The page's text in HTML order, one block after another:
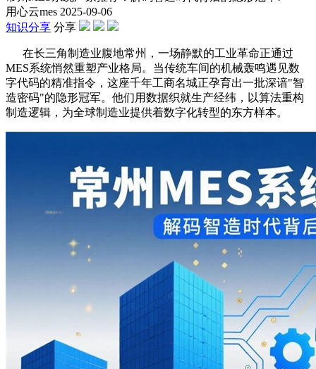
用心云mes 2025-09-06
知识分享 分享
在长三角制造业腹地常州，一场静默的工业革命正通过
MES系统悄然重塑产业格局。当传统车间的机械轰鸣遇见数
字代码的精准指令，这座千年工商名城正孕育出一批深谙"智
造密码"的隐形冠军。他们用数据织就生产经纬，以算法重构
制造逻辑，为全球制造业提供着数字化转型的东方样本。